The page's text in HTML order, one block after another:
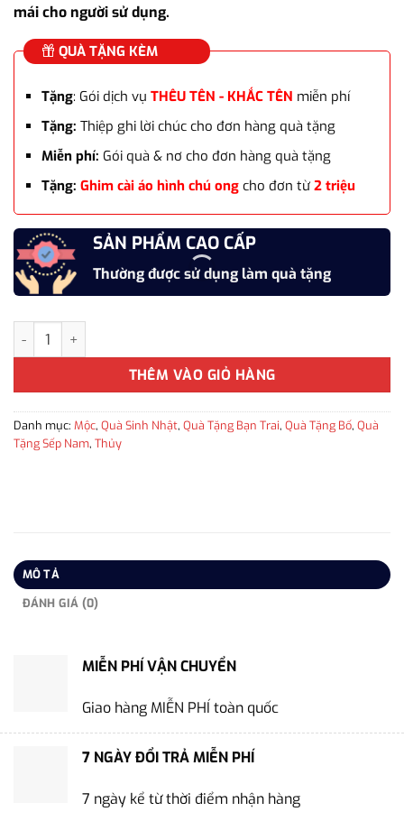
mái cho người sử dụng.
QUÀ TẶNG KÈM
Tặng: Gói dịch vụ THÊU TÊN - KHẮC TÊN miễn phí
Tặng: Thiệp ghi lời chúc cho đơn hàng quà tặng
Miễn phí: Gói quà & nơ cho đơn hàng quà tặng
Tặng: Ghim cài áo hình chú ongcho đơn từ 2 triệu
SẢN PHẨM CAO CẤP
Thường được sử dụng làm quà tặng
Thắt lưng da bò màu đen khóa gài bằng thép TLD-WD10 quà
THÊM VÀO GIỎ HÀNG
Danh mục: Mộc, Quà Sinh Nhật, Quà Tặng Bạn Trai, Quà Tặng Bố, Quà
Tặng Sếp Nam, Thủy
MÔ TẢ
ĐÁNH GIÁ (0)
MIỄN PHÍ VẬN CHUYỂN
Giao hàng MIỄN PHÍ toàn quốc
7 NGÀY ĐỔI TRẢ MIỄN PHÍ
7 ngày kể từ thời điểm nhận hàng